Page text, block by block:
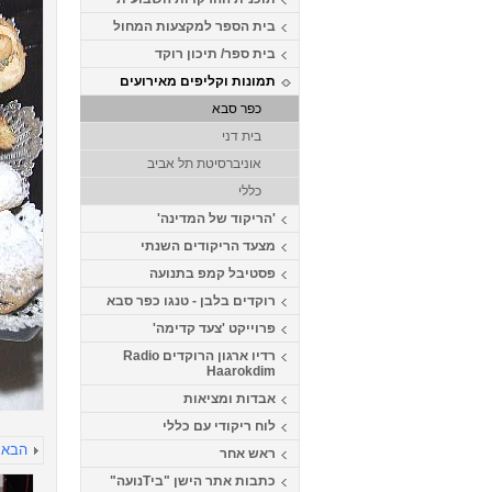
בית הספר למקצעות המחול
בית ספר/ תיכון רוקד
תמונות וקליפים מאירועים
כפר סבא
בית דני
אוניברסיטת תל אביב
כללי
'הריקוד של המדינה'
מצעד הריקודים השנתי
פסטיבל קמפ בתנועה
רוקדים בלבן - טנגו כפר סבא
פרוייקט 'צעד קדימה'
רדיו ארגון הרוקדים Radio
Haarokdim
אבדות ומציאות
לוח ריקודי עם כללי
ראש אחר
כתבות אתר הישן "ביTנועה"
הבא